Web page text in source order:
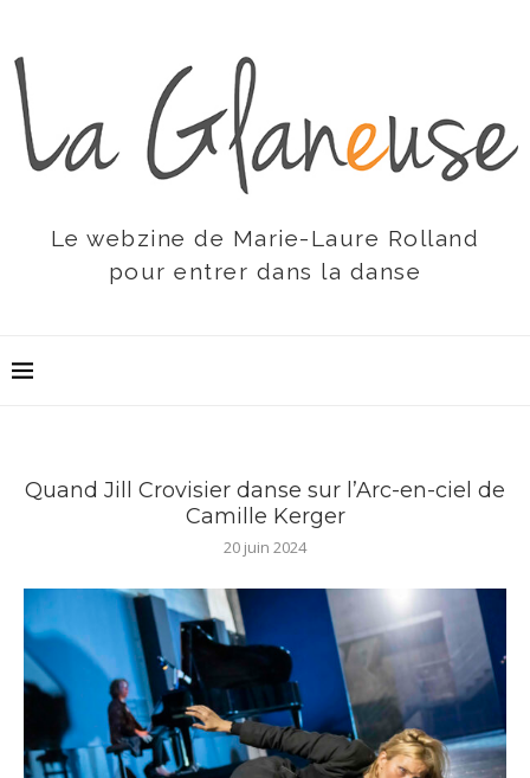
Le webzine de Marie-Laure Rolland
pour entrer dans la danse
Quand Jill Crovisier danse sur l’Arc-en-ciel de
Camille Kerger
20 juin 2024